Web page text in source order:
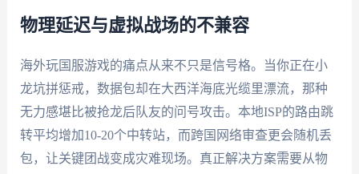
物理延迟与虚拟战场的不兼容
海外玩国服游戏的痛点从来不只是信号格。当你正在小
龙坑拼惩戒，数据包却在大西洋海底光缆里漂流，那种
无力感堪比被抢龙后队友的问号攻击。本地ISP的路由跳
转平均增加10-20个中转站，而跨国网络审查更会随机丢
包，让关键团战变成灾难现场。真正解决方案需要从物